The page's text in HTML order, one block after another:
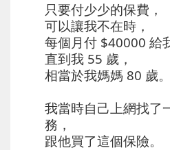
只要付少少的保費，
可以讓我不在時，
每個月付 $40000 給
直到我 55 歲，
相當於我媽媽 80 歲。
我當時自己上網找了
務，
跟他買了這個保險。